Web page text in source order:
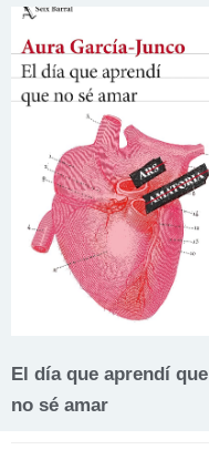
El día que aprendí que
no sé amar